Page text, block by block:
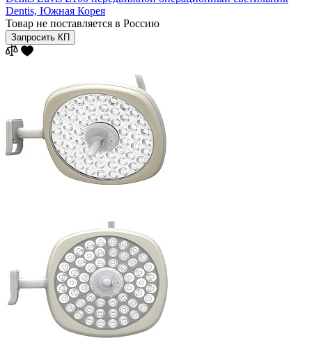
Dentis, Южная Корея
Товар не поставляется в Россию
Запросить КП